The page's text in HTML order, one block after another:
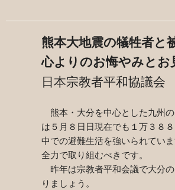
熊本大地震の犠牲者と
心よりのお悔やみとお
日本宗教者平和協議会
熊本・大分を中心とした九州
は５月８日日現在でも１万３８
中での避難生活を強いられてい
全力で取り組むべきです。
昨年は宗教者平和会議で大分
りましょう。